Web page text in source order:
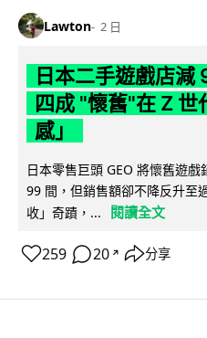
Lawton 2 日
日本二手遊戲店減
四成 "懷舊"在 Z
感」
日本零售巨頭 GEO 將懷舊遊
99 間，但銷售額卻不降反升至
收」奇蹟，...
閱讀全文
259 20 ↗ 分享